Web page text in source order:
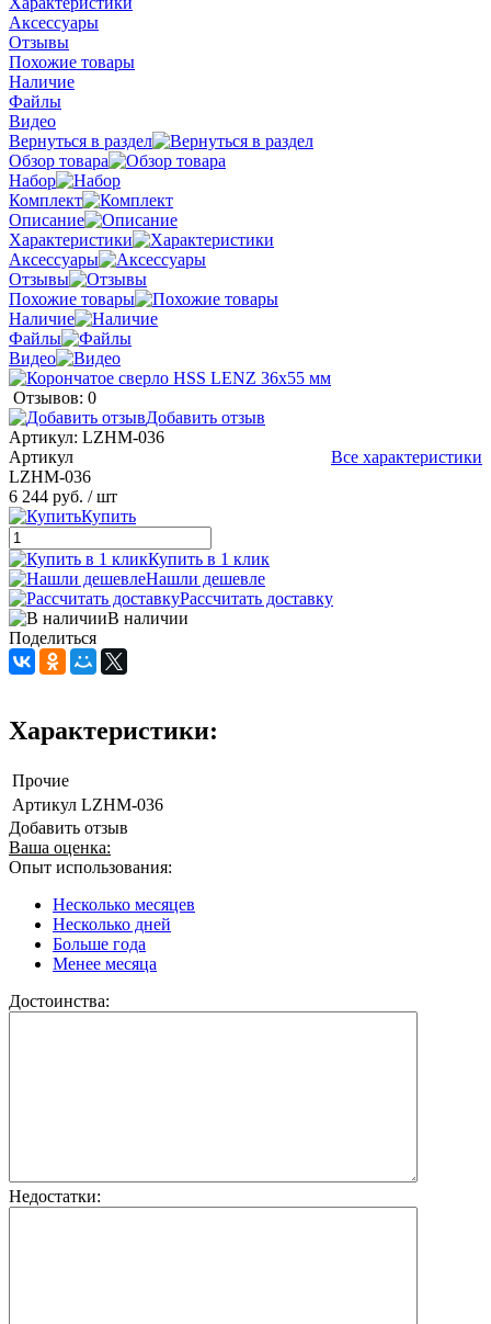
Аксессуары
Отзывы
Похожие товары
Наличие
Файлы
Видео
Вернуться в раздел
Обзор товара
Набор
Комплект
Описание
Характеристики
Аксессуары
Отзывы
Похожие товары
Наличие
Файлы
Видео
Отзывов: 0
Добавить отзыв
Артикул: LZHM-036
Все характеристики
Артикул
LZHM-036
6 244 руб. / шт
Купить
Купить в 1 клик
Нашли дешевле
Рассчитать доставку
В наличии
Поделиться
Характеристики:
Прочие
Артикул LZHM-036
Добавить отзыв
Ваша оценка:
Опыт использования:
Несколько месяцев
Несколько дней
Больше года
Менее месяца
Достоинства:
Недостатки: